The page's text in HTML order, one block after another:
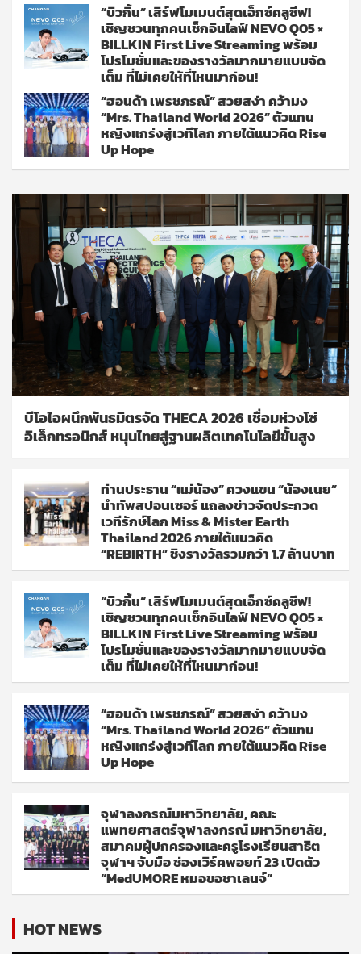
“บิวกิ้น” เสิร์ฟโมเมนต์สุดเอ็กซ์คลูซีฟ!
เชิญชวนทุกคนเช็กอินไลฟ์ NEVO Q05 ×
BILLKIN First Live Streaming พร้อม
โปรโมชั่นและของรางวัลมากมายแบบจัด
เต็ม ที่ไม่เคยให้ที่ไหนมาก่อน!
“ฮอนด้า เพรชภรณ์” สวยสง่า คว้ามง
“Mrs. Thailand World 2026” ตัวแทน
หญิงแกร่งสู่เวทีโลก ภายใต้แนวคิด Rise
Up Hope
บีโอไอผนึกพันธมิตรจัด THECA 2026 เชื่อมห่วงโซ่
อิเล็กทรอนิกส์ หนุนไทยสู่ฐานผลิตเทคโนโลยีขั้นสูง
ท่านประธาน “แม่น้อง” ควงแขน “น้องเนย”
นำทัพสปอนเซอร์ แถลงข่าวจัดประกวด
เวทีรักษ์โลก Miss & Mister Earth
Thailand 2026 ภายใต้แนวคิด
“REBIRTH” ชิงรางวัลรวมกว่า 1.7 ล้านบาท
“บิวกิ้น” เสิร์ฟโมเมนต์สุดเอ็กซ์คลูซีฟ!
เชิญชวนทุกคนเช็กอินไลฟ์ NEVO Q05 ×
BILLKIN First Live Streaming พร้อม
โปรโมชั่นและของรางวัลมากมายแบบจัด
เต็ม ที่ไม่เคยให้ที่ไหนมาก่อน!
“ฮอนด้า เพรชภรณ์” สวยสง่า คว้ามง
“Mrs. Thailand World 2026” ตัวแทน
หญิงแกร่งสู่เวทีโลก ภายใต้แนวคิด Rise
Up Hope
จุฬาลงกรณ์มหาวิทยาลัย, คณะ
แพทยศาสตร์จุฬาลงกรณ์ มหาวิทยาลัย,
สมาคมผู้ปกครองและครูโรงเรียนสาธิต
จุฬาฯ จับมือ ช่องเวิร์คพอยท์ 23 เปิดตัว
“MedUMORE หมอขอชาเลนจ์”
HOT NEWS